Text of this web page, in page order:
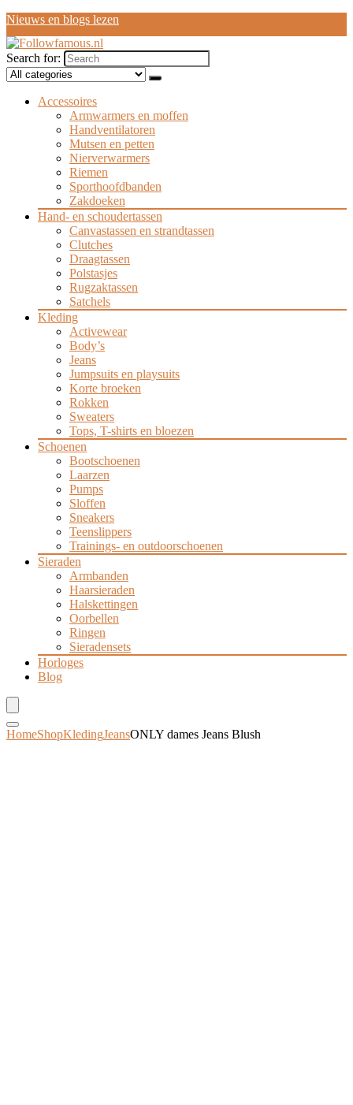
Nieuws en blogs lezen
Search for:
Accessoires
Armwarmers en moffen
Handventilatoren
Mutsen en petten
Nierverwarmers
Riemen
Sporthoofdbanden
Zakdoeken
Hand- en schoudertassen
Canvastassen en strandtassen
Clutches
Draagtassen
Polstasjes
Rugzaktassen
Satchels
Kleding
Activewear
Body’s
Jeans
Jumpsuits en playsuits
Korte broeken
Rokken
Sweaters
Tops, T-shirts en bloezen
Schoenen
Bootschoenen
Laarzen
Pumps
Sloffen
Sneakers
Teenslippers
Trainings- en outdoorschoenen
Sieraden
Armbanden
Haarsieraden
Halskettingen
Oorbellen
Ringen
Sieradensets
Horloges
Blog
HomeShopKledingJeansONLY dames Jeans Blush